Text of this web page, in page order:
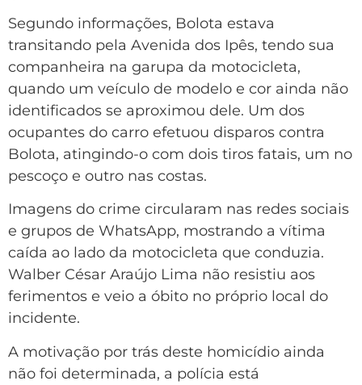
Segundo informações, Bolota estava
transitando pela Avenida dos Ipês, tendo sua
companheira na garupa da motocicleta,
quando um veículo de modelo e cor ainda não
identificados se aproximou dele. Um dos
ocupantes do carro efetuou disparos contra
Bolota, atingindo-o com dois tiros fatais, um no
pescoço e outro nas costas.
Imagens do crime circularam nas redes sociais
e grupos de WhatsApp, mostrando a vítima
caída ao lado da motocicleta que conduzia.
Walber César Araújo Lima não resistiu aos
ferimentos e veio a óbito no próprio local do
incidente.
A motivação por trás deste homicídio ainda
não foi determinada, a polícia está